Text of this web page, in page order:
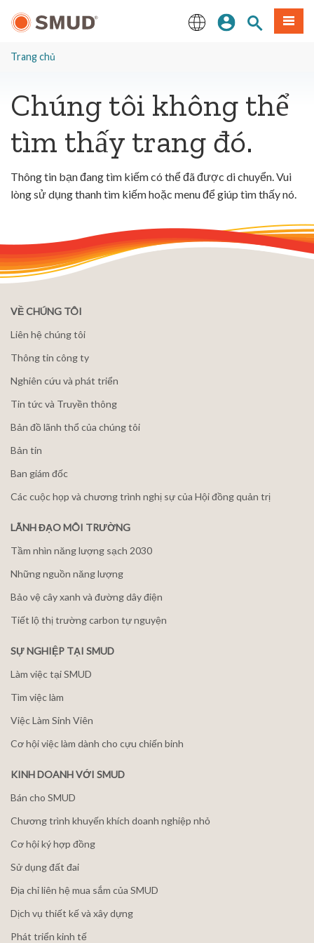
đến
dung
Đăng nhập
Tìm trangThực
Trang chủ
Chúng tôi không thể
tìm thấy trang đó.
Thông tin bạn đang tìm kiếm có thể đã được di chuyển. Vui
lòng sử dụng thanh tìm kiếm hoặc menu để giúp tìm thấy nó.
VỀ CHÚNG TÔI
Liên hệ chúng tôi
Thông tin công ty
Nghiên cứu và phát triển
Tin tức và Truyền thông
Bản đồ lãnh thổ của chúng tôi
Bản tin
Ban giám đốc
Các cuộc họp và chương trình nghị sự của Hội đồng quản trị
LÃNH ĐẠO MÔI TRƯỜNG
Tầm nhìn năng lượng sạch 2030
Những nguồn năng lượng
Bảo vệ cây xanh và đường dây điện
Tiết lộ thị trường carbon tự nguyện
SỰ NGHIỆP TẠI SMUD
Làm việc tại SMUD
Tìm việc làm
Việc Làm Sinh Viên
Cơ hội việc làm dành cho cựu chiến binh
KINH DOANH VỚI SMUD
Bán cho SMUD
Chương trình khuyến khích doanh nghiệp nhỏ
Cơ hội ký hợp đồng
Sử dụng đất đai
Địa chỉ liên hệ mua sắm của SMUD
Dịch vụ thiết kế và xây dựng
Phát triển kinh tế